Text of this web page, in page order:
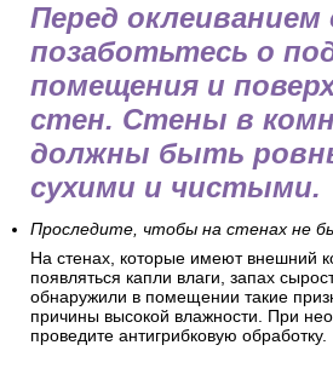
Перед оклеиванием
позаботьтесь о
помещения и
стен. Стены в
должны быть
сухими и чистыми.
Проследите, чтобы на стенах не
На стенах, которые имеют внешний
появляться капли влаги, запах
обнаружили в помещении такие
причины высокой влажности. При
проведите антигрибковую обработку.